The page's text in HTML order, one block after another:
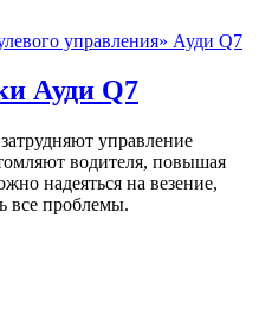
управления» Ауди Q7
Ауди Q7
управление
водителя, повышая
надеяться на везение,
все проблемы.